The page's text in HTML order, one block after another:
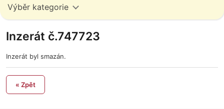
Výběr kategorie
Inzerát č.747723
Inzerát byl smazán.
« Zpět